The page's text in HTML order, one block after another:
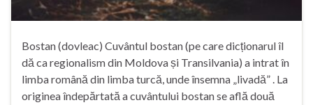
Bostan (dovleac) Cuvântul bostan (pe care dicționarul îl
dă ca regionalism din Moldova și Transilvania) a intrat în
limba română din limba turcă, unde însemna „livadă” . La
originea îndepărtată a cuvântului bostan se află două